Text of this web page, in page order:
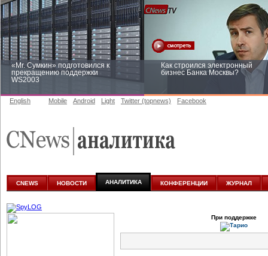
«Mr. Сумкин» подготовился к
прекращению поддержки
WS2003
Как строился электронный
бизнес Банка Москвы?
аналитике
English Mobile Android Light Twitter (topnews) Facebook
CNEWS НОВОСТИ АНАЛИТИКА КОНФЕРЕНЦИИ ЖУРНАЛ
При поддержке